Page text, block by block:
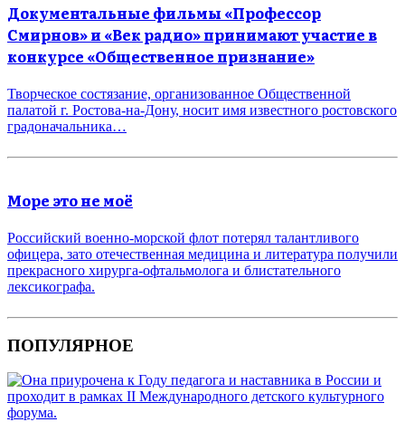
Документальные фильмы «Профессор
Смирнов» и «Век радио» принимают участие в
конкурсе «Общественное признание»
Творческое состязание, организованное Общественной
палатой г. Ростова-на-Дону, носит имя известного ростовского
градоначальника…
Море это не моё
Российский военно-морской флот потерял талантливого
офицера, зато отечественная медицина и литература получили
прекрасного хирурга-офтальмолога и блистательного
лексикографа.
ПОПУЛЯРНОЕ